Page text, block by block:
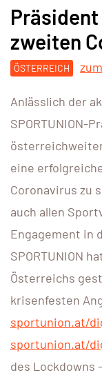
Präsident
zweiten
ÖSTERREICH
Anlässlich der
SPORTUNION-
eine
Coronavirus zu
auch allen
Engagement in
SPORTUNION
Österreichs
krisenfesten
sportunion.at/
sportunion.at/
des Lockdowns